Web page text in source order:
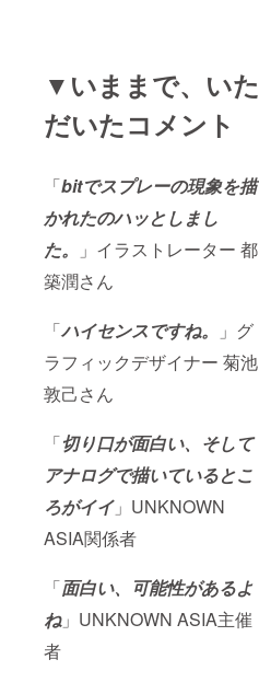
▼いままで、いた
だいたコメント
「bitでスプレーの現象を描
かれたのハッとしまし
た。
」イラストレーター 都
築潤さん
「ハイセンスですね。
」グ
ラフィックデザイナー 菊池
敦己さん
「切り口が面白い、そして
アナログで描いているとこ
ろがイイ」UNKNOWN
ASIA関係者
「面白い、可能性があるよ
ね」UNKNOWN ASIA主催
者